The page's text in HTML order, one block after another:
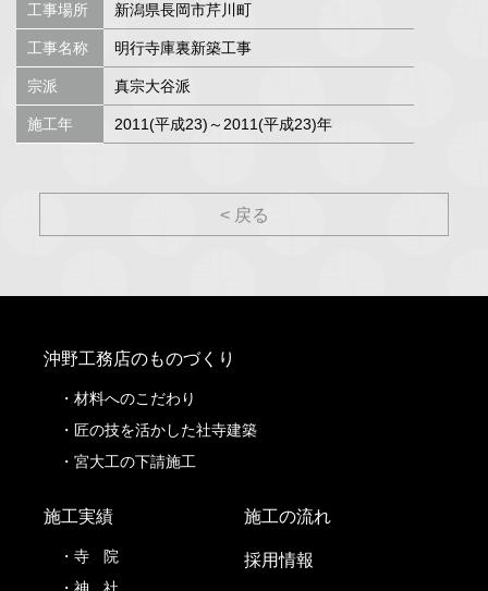
工事場所
工事名称
宗派
施工年
新潟県長岡市芹川町
明行寺庫裏新築工事
真宗大谷派
2011(平成23)～2011(平成23)年
< 戻る
沖野工務店のものづくり
材料へのこだわり
匠の技を活かした社寺建築
宮大工の下請施工
施工実績
寺
院
施工の流れ
採用情報